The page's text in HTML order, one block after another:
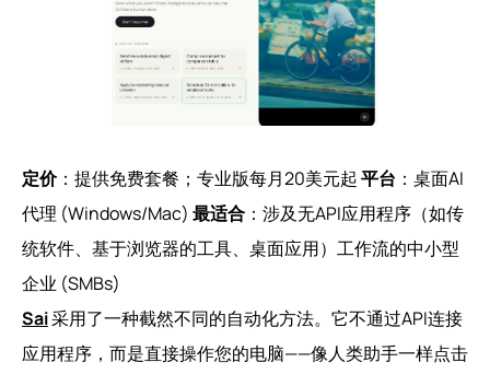
定价：提供免费套餐；专业版每月20美元起平台 ：桌面AI
代理 (Windows/Mac) 最适合 ：涉及无API应用程序（如传
统软件、基于浏览器的工具、桌面应用）工作流的中小型
企业 (SMBs)
Sai采用了一种截然不同的自动化方法。它不通过API连接
应用程序，而是直接操作您的电脑——像人类助手一样点击